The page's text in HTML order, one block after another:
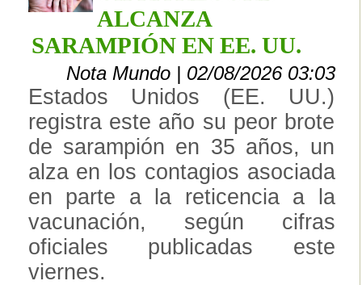
ALCANZA
SARAMPIÓN EN EE. UU.
Nota Mundo | 02/08/2026 03:03
Estados Unidos (EE. UU.)
registra este año su peor brote
de sarampión en 35 años, un
alza en los contagios asociada
en parte a la reticencia a la
vacunación, según cifras
oficiales publicadas este
viernes.